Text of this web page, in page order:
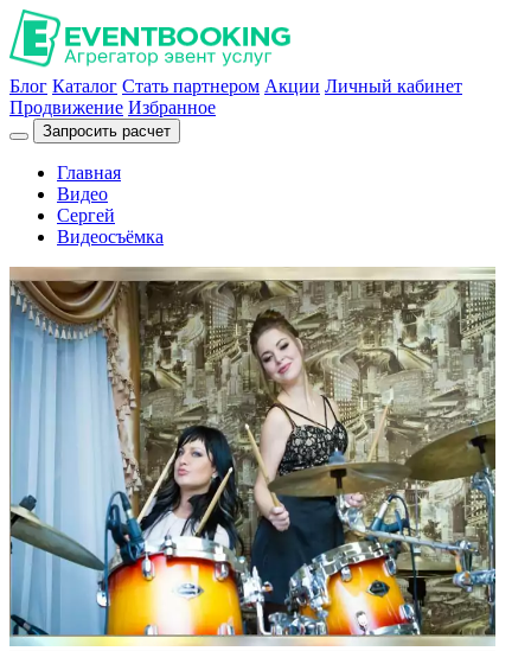
Блог Каталог Стать партнером Акции Личный кабинет
Продвижение Избранное
Запросить расчет
Главная
Видео
Сергей
Видеосъёмка